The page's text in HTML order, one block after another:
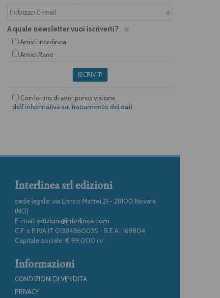
A quale newsletter vuoi iscriverti?
Amici Interlinea
Amici Rane
ISCRIVITI
Confermo di aver preso visione
dell’informativa sul trattamento dei dati
Interlinea srl edizioni
sede legale: via Enrico Mattei 21 - 28100 Novara
(NO)
E-mail: edizioni@interlinea.com
C.F. e P.IVA IT 01384860035 - R.E.A.: 169804
Capitale sociale: € 99.000 i.v
Informazioni
CONDIZIONI DI VENDITA
PRIVACY